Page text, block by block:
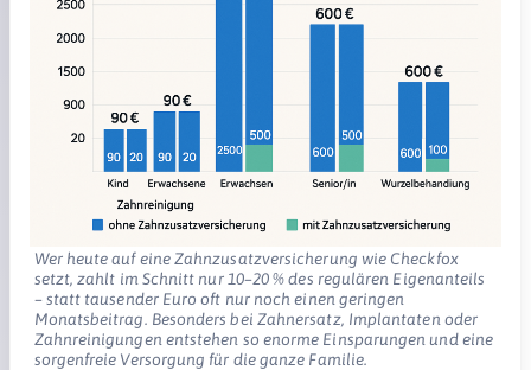
Wer heute auf eine Zahnzusatzversicherung wie Checkfox
setzt, zahlt im Schnitt nur 10–20 % des regulären Eigenanteils
– statt tausender Euro oft nur noch einen geringen
Monatsbeitrag. Besonders bei Zahnersatz, Implantaten oder
Zahnreinigungen entstehen so enorme Einsparungen und eine
sorgenfreie Versorgung für die ganze Familie.